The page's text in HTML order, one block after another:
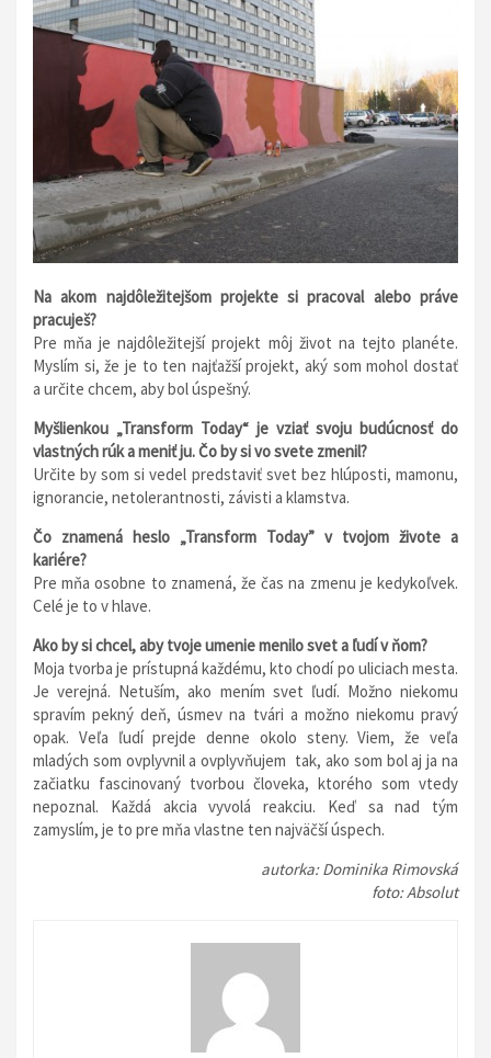
Na akom najdôležitejšom projekte si pracoval alebo práve
pracuješ?
Pre mňa je najdôležitejší projekt môj život na tejto planéte.
Myslím si, že je to ten najťažší projekt, aký som mohol dostať
a určite chcem, aby bol úspešný.
Myšlienkou „Transform Today“ je vziať svoju budúcnosť do
vlastných rúk a meniť ju. Čo by si vo svete zmenil?
Určite by som si vedel predstaviť svet bez hlúposti, mamonu,
ignorancie, netolerantnosti, závisti a klamstva.
Čo znamená heslo „Transform Today” v tvojom živote a
kariére?
Pre mňa osobne to znamená, že čas na zmenu je kedykoľvek.
Celé je to v hlave.
Ako by si chcel, aby tvoje umenie menilo svet a ľudí v ňom?
Moja tvorba je prístupná každému, kto chodí po uliciach mesta.
Je verejná. Netuším, ako mením svet ľudí. Možno niekomu
spravím pekný deň, úsmev na tvári a možno niekomu pravý
opak. Veľa ľudí prejde denne okolo steny. Viem, že veľa
mladých som ovplyvnil a ovplyvňujem tak, ako som bol aj ja na
začiatku fascinovaný tvorbou človeka, ktorého som vtedy
nepoznal. Každá akcia vyvolá reakciu. Keď sa nad tým
zamyslím, je to pre mňa vlastne ten najväčší úspech.
autorka: Dominika Rimovská
foto: Absolut